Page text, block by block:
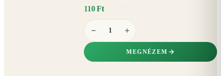
110 Ft
− +
MEGNÉZEM